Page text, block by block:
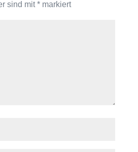
sind mit*markiert